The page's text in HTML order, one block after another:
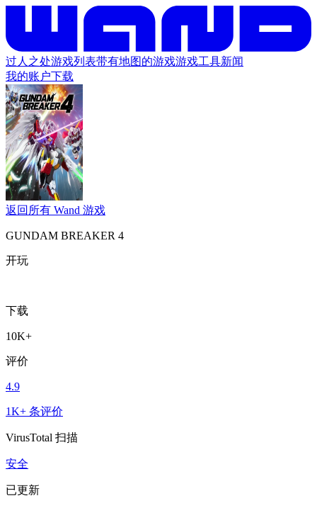
过人之处游戏列表带有地图的游戏游戏工具新闻
我的账户下载
返回所有 Wand 游戏
GUNDAM BREAKER 4
开玩
下载
10K+
评价
4.9
1K+ 条评价
VirusTotal 扫描
安全
已更新